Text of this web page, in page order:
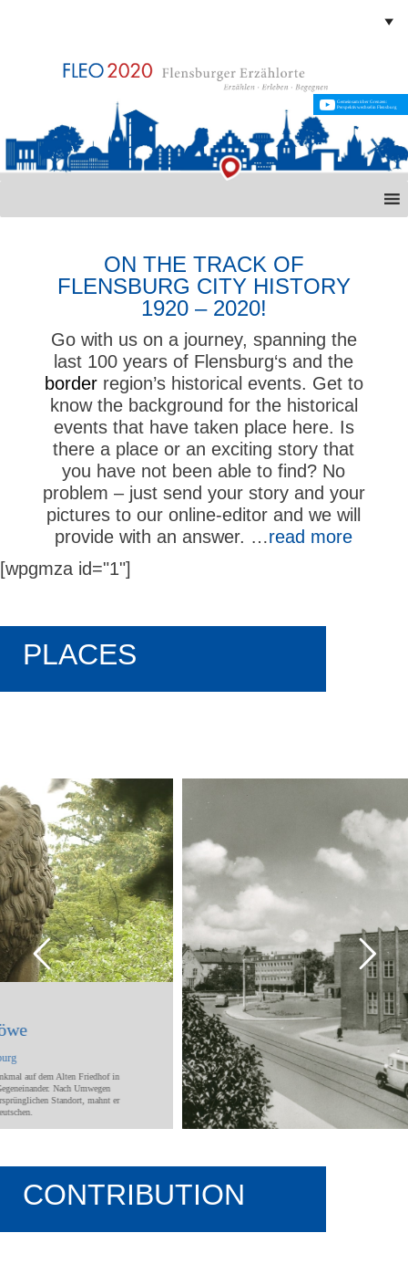
Gemeinsam über Grenzen:
Perspektivwechsel in Flensburg
ON THE TRACK OF
FLENSBURG CITY HISTORY
1920 – 2020!
Go with us on a journey, spanning the
last 100 years of Flensburg‘s and the
borderregion’s historical events. Get to
know the background for the historical
events that have taken place here. Is
there a place or an exciting story that
you have not been able to find? No
problem – just send your story and your
pictures to our online-editor and we will
provide with an answer. …read more
[wpgmza id="1"]
PLACES
CONTRIBUTION